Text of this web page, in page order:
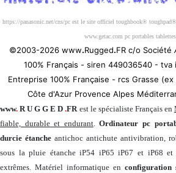
https://panasonic.net/cns/pc est le site officiel toughbook®
www.getac.com pc portables
©2003-2026 www.Rugged.FR c/o Société
100% Français - siren 449036540 - tva
Entreprise 100% Française - rcs Grasse
Côte d'Azur Provence Alpes
www. R U G G E D.FRest le spécialiste Français en
fiable, durable et endurant.Ordinateur pc
durcie étanche antichoc antichute antivibration,
sous la pluie étanche iP54 iP65 iP67 et iP68 et
extrêmes. Matériel informatique en configuration